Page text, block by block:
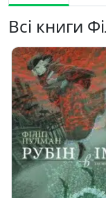
Всі книги